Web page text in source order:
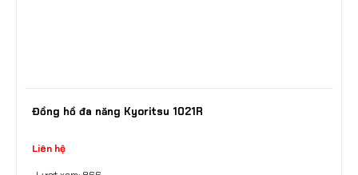
Đồng hồ đa năng Kyoritsu 1021R
Liên hệ